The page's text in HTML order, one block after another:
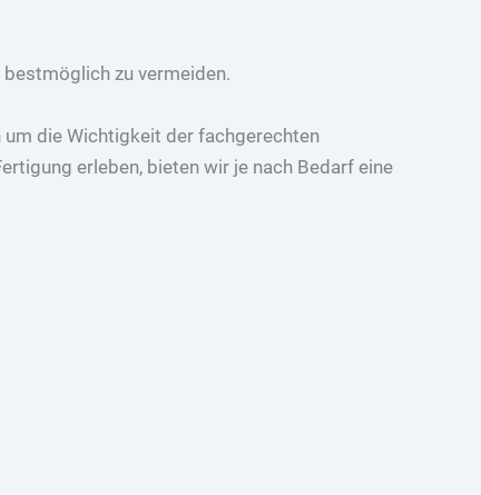
zu vermeiden.
um die Wichtigkeit der fachgerechten
erleben, bieten wir je nach Bedarf eine